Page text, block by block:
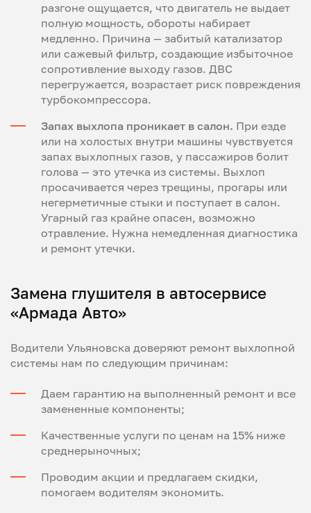
разгоне ощущается, что двигатель не выдает
полную мощность, обороты набирает
медленно. Причина — забитый катализатор
или сажевый фильтр, создающие избыточное
сопротивление выходу газов. ДВС
перегружается, возрастает риск повреждения
турбокомпрессора.
Запах выхлопа проникает в салон. При езде
или на холостых внутри машины чувствуется
запах выхлопных газов, у пассажиров болит
голова — это утечка из системы. Выхлоп
просачивается через трещины, прогары или
негерметичные стыки и поступает в салон.
Угарный газ крайне опасен, возможно
отравление. Нужна немедленная диагностика
и ремонт утечки.
Замена глушителя в автосервисе
«Армада Авто»
Водители Ульяновска доверяют ремонт выхлопной
системы нам по следующим причинам:
Даем гарантию на выполненный ремонт и все
замененные компоненты;
Качественные услуги по ценам на 15% ниже
среднерыночных;
Проводим акции и предлагаем скидки,
помогаем водителям экономить.